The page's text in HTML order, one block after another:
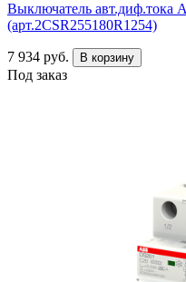
Выключатель авт.диф.тока
(арт.2CSR255180R1254)
7 934 руб. В корзину
Под заказ